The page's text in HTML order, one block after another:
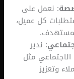
على
عميل،
مثل